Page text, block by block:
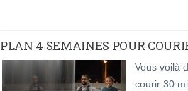
PLAN 4 SEMAINES POUR
Vous voilà
courir 30